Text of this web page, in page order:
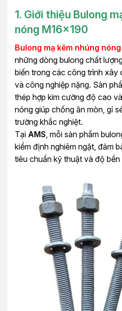
1. Giới thiệu Bulong
nóng M16x190
Bulong mạ kẽm nhúng
những dòng bulong chất
biến trong các công trình xây
và công nghiệp nặng. Sản
thép hợp kim cường độ cao
nóng giúp chống ăn mòn, gỉ
trường khắc nghiệt.
Tại AMS, mỗi sản phẩm
kiểm định nghiêm ngặt, đảm
tiêu chuẩn kỹ thuật và độ